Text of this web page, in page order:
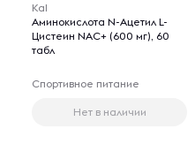
Kal
Аминокислота N-Ацетил L-
Цистеин NAC+ (600 мг), 60
табл
Спортивное питание
Нет в наличии